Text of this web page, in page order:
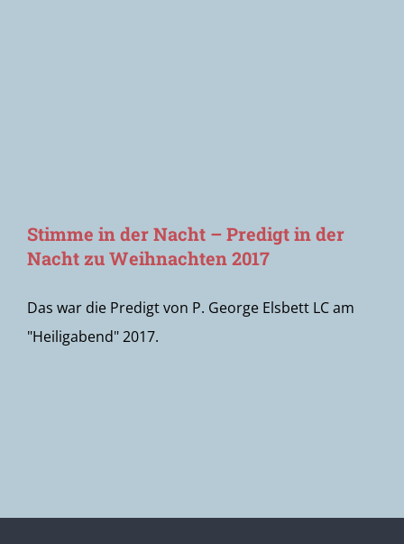
Stimme in der Nacht – Predigt in der
Nacht zu Weihnachten 2017
Das war die Predigt von P. George Elsbett LC am
"Heiligabend" 2017.